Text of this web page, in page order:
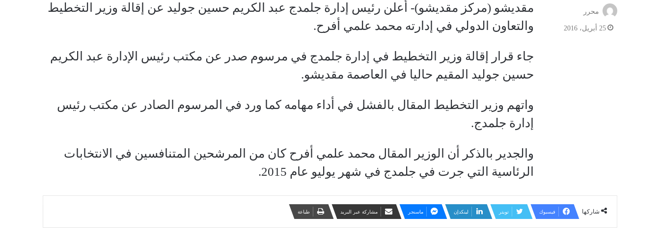
مقديشو (مركز مقديشو)- أعلن رئيس إدارة جلمدج عبد الكريم حسين جوليد عن إقالة وزير التخطيط
والتعاون الدولي في إدارته محمد علمي أفرح.
جاء قرار إقالة وزير التخطيط في إدارة جلمدج في مرسوم صدر عن مكتب رئيس الإدارة عبد الكريم
حسين جوليد المقيم حاليا في العاصمة مقديشو.
واتهم وزير التخطيط المقال بالفشل في أداء مهامه كما ورد في المرسوم الصادر عن مكتب رئيس
إدارة جلمدج.
والجدير بالذكر أن الوزير المقال محمد علمي أفرح كان من المرشحين المتنافسين في الانتخابات
الرئاسية التي جرت في جلمدج في شهر يوليو عام 2015.
محرر
25 أبريل، 2016
شاركها فيسبوك تويتر لينكدإن ماسنجر مشاركة عبر البريد طباعة